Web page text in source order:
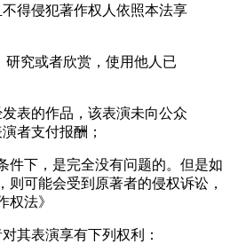
得侵犯著作权人依照本法享
研究或者欣赏，使用他人已
发表的作品，该表演未向公众
者支付报酬；
件下，是完全没有问题的。但是如
则可能会受到原著者的侵权诉讼，
权法》
其表演享有下列权利：